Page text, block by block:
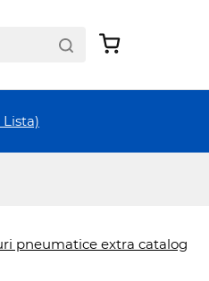
Lista)
pneumatice extra catalog